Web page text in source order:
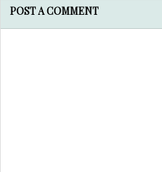
POST A COMMENT